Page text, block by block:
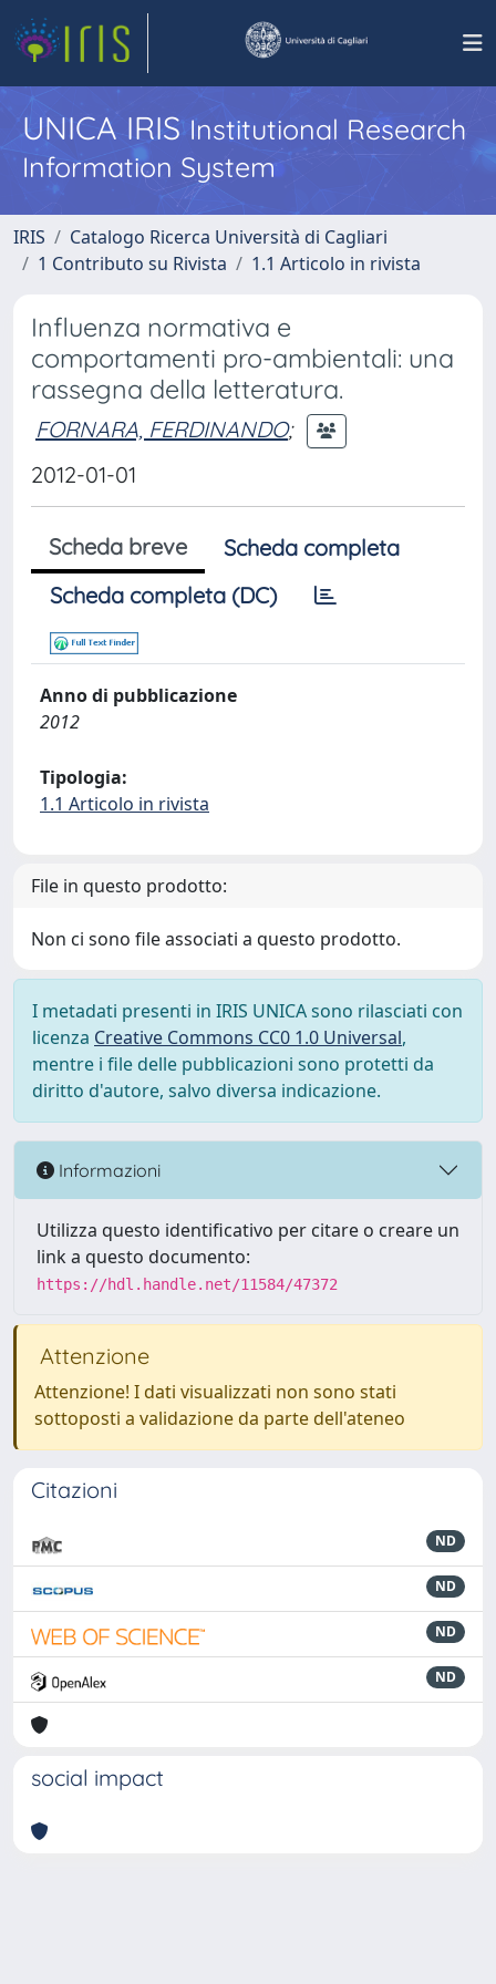
UNICA IRISInstitutional Research
Information System
IRIS
Catalogo Ricerca Università di Cagliari
1 Contributo su Rivista
1.1 Articolo in rivista
Influenza normativa e
comportamenti pro-ambientali: una
rassegna della letteratura.
FORNARA, FERDINANDO;
2012-01-01
Scheda breve
Scheda completa
Scheda completa (DC)
Anno di pubblicazione
2012
Tipologia:
1.1 Articolo in rivista
File in questo prodotto:
Non ci sono file associati a questo prodotto.
I metadati presenti in IRIS UNICA sono rilasciati con
licenza Creative Commons CC0 1.0 Universal,
mentre i file delle pubblicazioni sono protetti da
diritto d'autore, salvo diversa indicazione.
Informazioni
Utilizza questo identificativo per citare o creare un
link a questo documento:
https://hdl.handle.net/11584/47372
Attenzione
Attenzione! I dati visualizzati non sono stati
sottoposti a validazione da parte dell'ateneo
Citazioni
ND
ND
ND
ND
social impact